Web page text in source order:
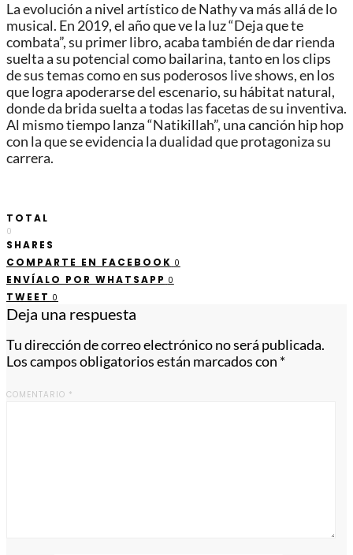
La evolución a nivel artístico de Nathy va más allá de lo
musical. En 2019, el año que ve la luz “Deja que te
combata”, su primer libro, acaba también de dar rienda
suelta a su potencial como bailarina, tanto en los clips
de sus temas como en sus poderosos live shows, en los
que logra apoderarse del escenario, su hábitat natural,
donde da brida suelta a todas las facetas de su inventiva.
Al mismo tiempo lanza “Natikillah”, una canción hip hop
con la que se evidencia la dualidad que protagoniza su
carrera.
TOTAL
0
SHARES
COMPARTE EN FACEBOOK 0
ENVÍALO POR WHATSAPP 0
TWEET 0
Deja una respuesta
Tu dirección de correo electrónico no será publicada.
Los campos obligatorios están marcados con *
COMENTARIO *